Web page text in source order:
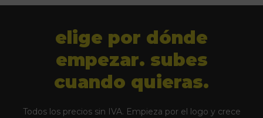
elige por dónde
empezar. subes
cuando quieras.
Todos los precios sin IVA. Empieza por el logo y crece